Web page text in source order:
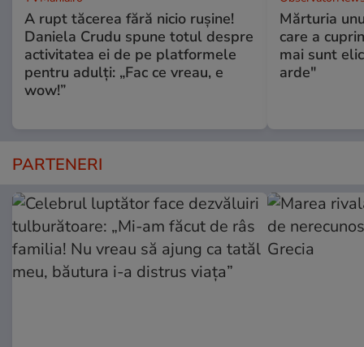
A rupt tăcerea fără nicio rușine!
Daniela Crudu spune totul despre
activitatea ei de pe platformele
pentru adulți: „Fac ce vreau, e
wow!”
Mărturia
care a
mai sunt
arde"
PARTENERI